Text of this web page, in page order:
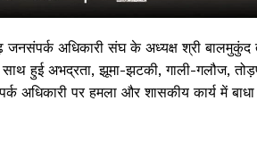
जनसंपर्क अधिकारी संघ के अध्यक्ष श्री बालमुकुंद
हुई अभद्रता, झूमा-झटकी, गाली-गलौज,
अधिकारी पर हमला और शासकीय कार्य में बाधा